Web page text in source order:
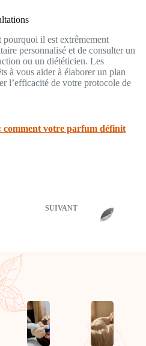
pourquoi il est extrêmement
personnalisé et de consulter un
ou un diététicien. Les
à vous aider à élaborer un plan
l’efficacité de votre protocole de
comment votre parfum définit
SUIVANT